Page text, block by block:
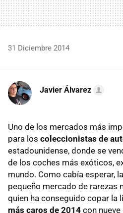
31 Diciembre 2014
Javier Álvarez
Uno de los mercados más
para los coleccionistas de
estadounidense, donde se
de los coches más exóticos,
mundo. Como cabía esperar,
pequeño mercado de rarezas
quien ha conseguido copar la
más caros de 2014 con nueve